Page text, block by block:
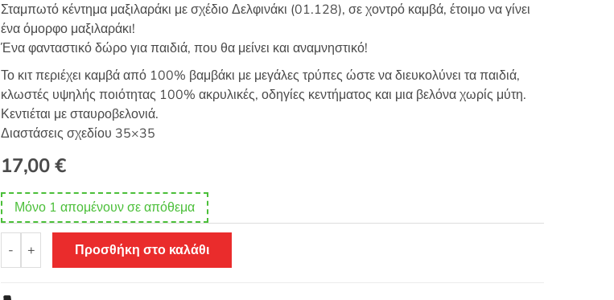
Σταμπωτό κέντημα μαξιλαράκι με σχέδιο Δελφινάκι (01.128), σε χοντρό καμβά, έτοιμο να γίνει
ένα όμορφο μαξιλαράκι!
Ένα φανταστικό δώρο για παιδιά, που θα μείνει και αναμνηστικό!
Το κιτ περιέχει καμβά από 100% βαμβάκι με μεγάλες τρύπες ώστε να διευκολύνει τα παιδιά,
κλωστές υψηλής ποιότητας 100% ακρυλικές, οδηγίες κεντήματος και μια βελόνα χωρίς μύτη.
Κεντιέται με σταυροβελονιά.
Διαστάσεις σχεδίου 35×35
17,00€
Μόνο 1 απομένουν σε απόθεμα
-
Σταμπωτό
μαξιλαράκι
+ Προσθήκη στο καλάθι